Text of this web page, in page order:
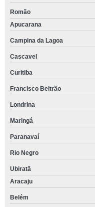
Romão
Apucarana
Campina da Lagoa
Cascavel
Curitiba
Francisco Beltrão
Londrina
Maringá
Paranavaí
Rio Negro
Ubiratã
Aracaju
Belém